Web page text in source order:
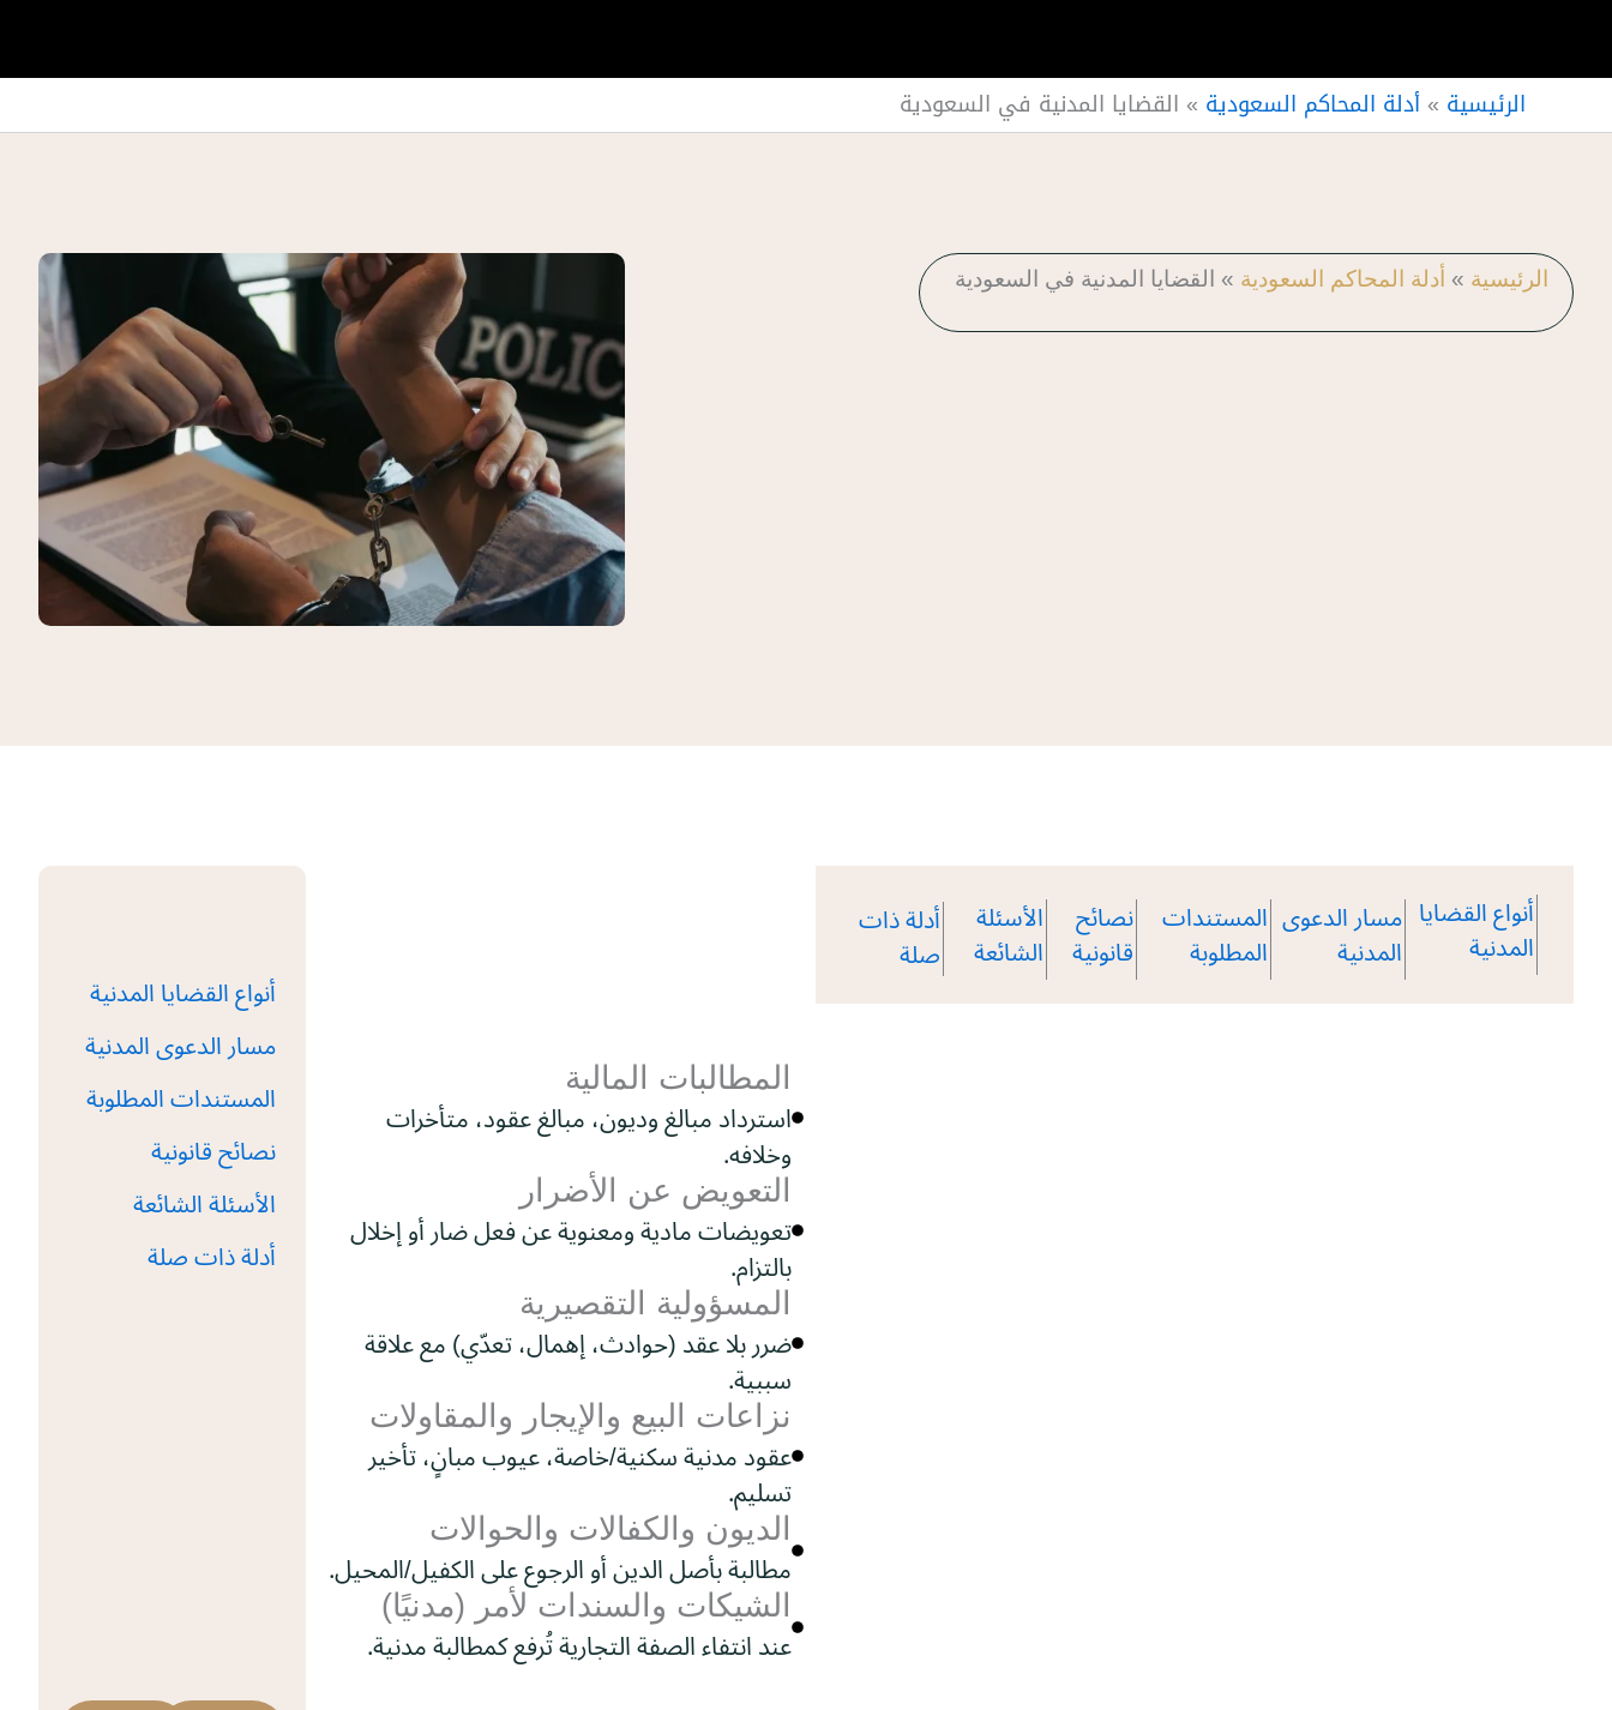
الرئيسية »أدلة المحاكم السعودية » القضايا المدنية في السعودية
الرئيسية » أدلة المحاكم السعودية » القضايا المدنية في السعودية
أنواع القضايا
المدنية
مسار الدعوى
المدنية
المستندات
المطلوبة
نصائح
قانونية
الأسئلة
الشائعة
أدلة ذات
صلة
المطالبات المالية
استرداد مبالغ وديون، مبالغ عقود، متأخرات
وخلافه.
التعويض عن الأضرار
تعويضات مادية ومعنوية عن فعل ضار أو إخلال
بالتزام.
المسؤولية التقصيرية
ضرر بلا عقد (حوادث، إهمال، تعدّي) مع علاقة
سببية.
نزاعات البيع والإيجار والمقاولات
عقود مدنية سكنية/خاصة، عيوب مبانٍ، تأخير
تسليم.
الديون والكفالات والحوالات
مطالبة بأصل الدين أو الرجوع على الكفيل/المحيل.
الشيكات والسندات لأمر (مدنيًا)
عند انتفاء الصفة التجارية تُرفع كمطالبة مدنية.
أنواع القضايا المدنية
مسار الدعوى المدنية
المستندات المطلوبة
نصائح قانونية
الأسئلة الشائعة
أدلة ذات صلة